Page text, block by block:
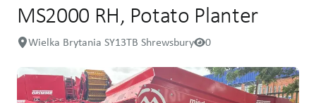
MS2000 RH, Potato Planter
Wielka Brytania SY13TB Shrewsbury 0